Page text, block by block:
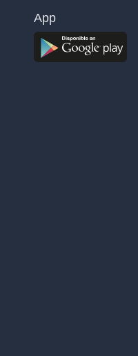
App